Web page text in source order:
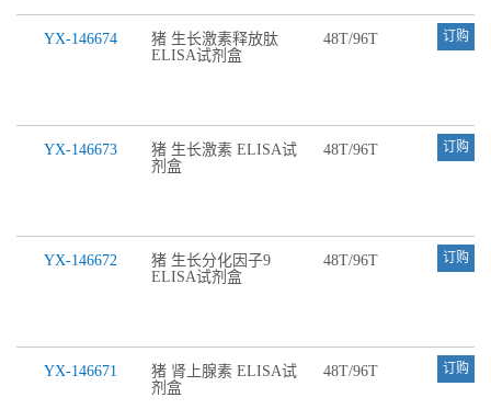
YX-146674
猪 生长激素释放肽
ELISA试剂盒
48T/96T 订购
YX-146673
猪 生长激素 ELISA试
剂盒
48T/96T 订购
YX-146672
猪 生长分化因子9
ELISA试剂盒
48T/96T 订购
YX-146671
猪 肾上腺素 ELISA试
剂盒
48T/96T 订购